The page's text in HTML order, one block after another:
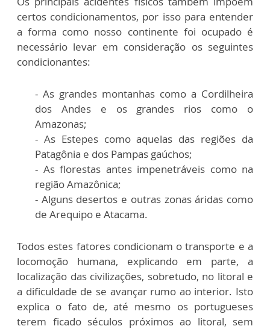
certos condicionamentos, por isso para entender
a forma como nosso continente foi ocupado é
necessário levar em consideração os seguintes
condicionantes:
- As grandes montanhas como a Cordilheira
dos Andes e os grandes rios como o
Amazonas;
- As Estepes como aquelas das regiões da
Patagônia e dos Pampas gaúchos;
- As florestas antes impenetráveis como na
região Amazônica;
- Alguns desertos e outras zonas áridas como
de Arequipo e Atacama.
Todos estes fatores condicionam o transporte e a
locomoção humana, explicando em parte, a
localização das civilizações, sobretudo, no litoral e
a dificuldade de se avançar rumo ao interior. Isto
explica o fato de, até mesmo os portugueses
terem ficado séculos próximos ao litoral, sem